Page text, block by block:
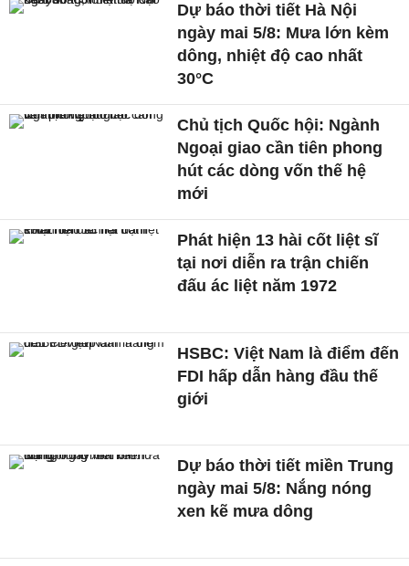
Dự báo thời tiết Hà Nội
ngày mai 5/8: Mưa lớn kèm
dông, nhiệt độ cao nhất
30°C
Chủ tịch Quốc hội: Ngành
Ngoại giao cần tiên phong
hút các dòng vốn thế hệ
mới
Phát hiện 13 hài cốt liệt sĩ
tại nơi diễn ra trận chiến
đấu ác liệt năm 1972
HSBC: Việt Nam là điểm đến
FDI hấp dẫn hàng đầu thế
giới
Dự báo thời tiết miền Trung
ngày mai 5/8: Nắng nóng
xen kẽ mưa dông